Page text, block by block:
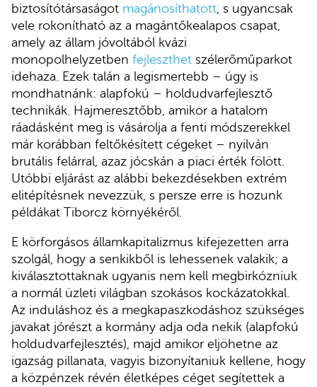
biztosítótársaságot magánosíthatott, s ugyancsak
vele rokonítható az a magántőkealapos csapat,
amely az állam jóvoltából kvázi
monopolhelyzetben fejleszthet szélerőműparkot
idehaza. Ezek talán a legismertebb – úgy is
mondhatnánk: alapfokú – holdudvarfejlesztő
technikák. Hajmeresztőbb, amikor a hatalom
ráadásként meg is vásárolja a fenti módszerekkel
már korábban feltőkésített cégeket – nyilván
brutális felárral, azaz jócskán a piaci érték fölött.
Utóbbi eljárást az alábbi bekezdésekben extrém
elitépítésnek nevezzük, s persze erre is hozunk
példákat Tiborcz környékéről.
E körforgásos államkapitalizmus kifejezetten arra
szolgál, hogy a senkikből is lehessenek valakik; a
kiválasztottaknak ugyanis nem kell megbirkózniuk
a normál üzleti világban szokásos kockázatokkal.
Az induláshoz és a megkapaszkodáshoz szükséges
javakat jórészt a kormány adja oda nekik (alapfokú
holdudvarfejlesztés), majd amikor eljöhetne az
igazság pillanata, vagyis bizonyítaniuk kellene, hogy
a közpénzek révén életképes céget segítettek a